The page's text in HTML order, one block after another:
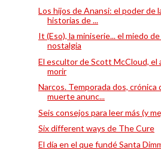
Los hijos de Anansi: el poder de
historias de ...
It (Eso), la miniserie... el miedo de
nostalgia
El escultor de Scott McCloud, el
morir
Narcos. Temporada dos, crónica
muerte anunc...
Seis consejos para leer más (y
Six different ways de The Cure
El día en el que fundé Santa